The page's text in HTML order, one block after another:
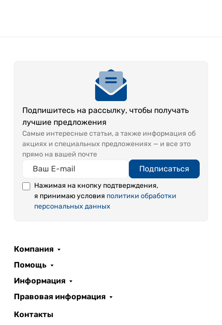
Подпишитесь на рассылку, чтобы получать
лучшие предложения
Самые интересные статьи, а также информация об
акциях и специальных предложениях — и все это
прямо на вашей почте
Подписаться
Нажимая на кнопку подтверждения,
я принимаю условия политики обработки
персональных данных
Компания
Помощь
Информация
Правовая информация
Контакты